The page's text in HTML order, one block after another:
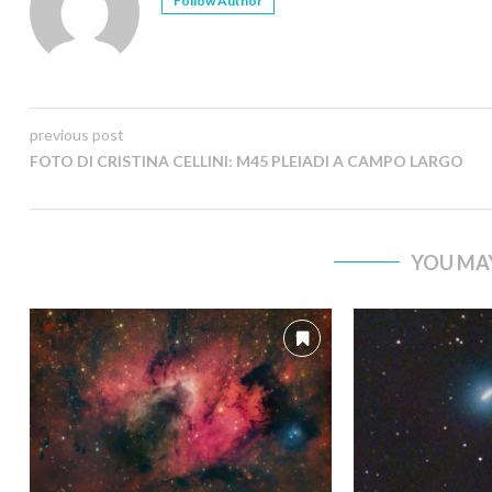
previous post
FOTO DI CRISTINA CELLINI: M45 PLEIADI A CAMPO LARGO
YOU